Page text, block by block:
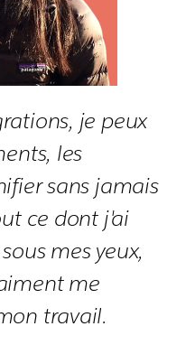
je peux
les
sans jamais
ce dont j'ai
mes yeux,
me
travail.